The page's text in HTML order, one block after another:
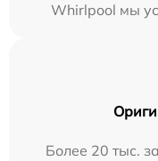
Whirlpool мы
Более 20 тыс.